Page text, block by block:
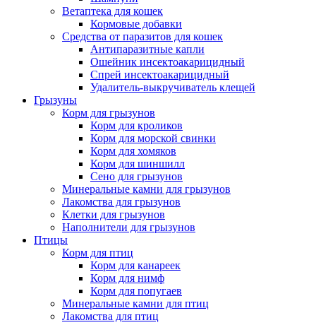
Ветаптека для кошек
Кормовые добавки
Средства от паразитов для кошек
Антипаразитные капли
Ошейник инсектоакарицидный
Спрей инсектоакарицидный
Удалитель-выкручиватель клещей
Грызуны
Корм для грызунов
Корм для кроликов
Корм для морской свинки
Корм для хомяков
Корм для шиншилл
Сено для грызунов
Минеральные камни для грызунов
Лакомства для грызунов
Клетки для грызунов
Наполнители для грызунов
Птицы
Корм для птиц
Корм для канареек
Корм для нимф
Корм для попугаев
Минеральные камни для птиц
Лакомства для птиц